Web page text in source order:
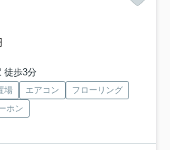
徒歩3分
場 エアコン
フローリング
ホン